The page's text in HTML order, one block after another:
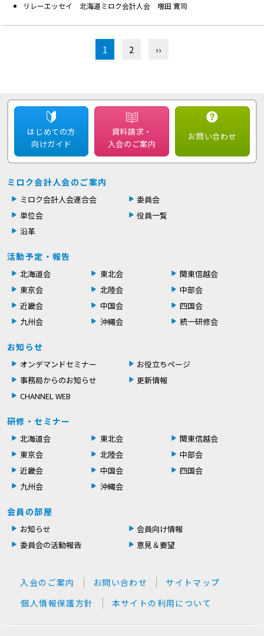
リレーエッセイ 北海道ミロク会計人会 増田 寛司
1 2 ››
はじめての方
向けガイド
資料請求・
入会のご案内
お問い合わせ
ミロク会計人会のご案内
ミロク会計人会連合会
委員会
単位会
役員一覧
沿革
活動予定・報告
北海道会 東北会
関東信越会
東京会
北陸会
中部会
近畿会
中国会
四国会
九州会
沖縄会 統一研修会
お知らせ
オンデマンドセミナー
お役立ちページ
事務局からのお知らせ
更新情報
CHANNEL WEB
研修・セミナー
北海道会 東北会
関東信越会
東京会
北陸会
中部会
近畿会
中国会
四国会
九州会
沖縄会
会員の部屋
お知らせ
会員向け情報
委員会の活動報告
意見＆要望
入会のご案内 お問い合わせ
サイトマップ
個人情報保護方針
本サイトの利用について